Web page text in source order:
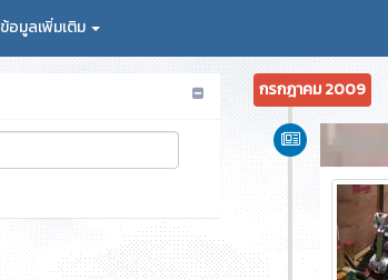
ข้อมูลเพิ่มเติม
กรกฎาคม 2009
ข่าวสาร